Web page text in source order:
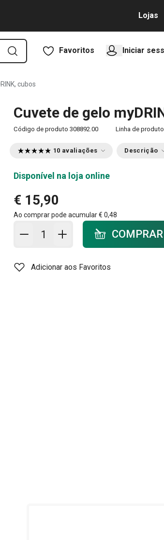
Lojas
Favoritos Iniciar
cubos
Cuvete de gelo
Código de produto 308892.00 Linha de produto
10 avaliações Descrição
Disponível na loja online
€ 15,90
Ao comprar pode acumular€ 0,48
Adicionar ao carrinho - quantidade
COMPRAR
Adicionar aos Favoritos